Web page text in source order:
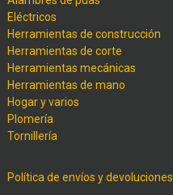
Eléctricos
Herramientas de construcción
Herramientas de corte
Herramientas mecánicas
Herramientas de mano
Hogar y varios
Plomería
Tornillería
Política de envíos y devoluciones